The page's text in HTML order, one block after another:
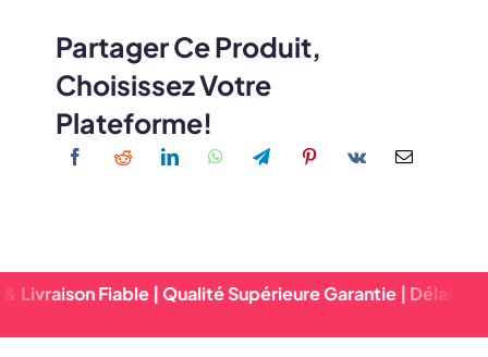
Partager Ce Produit,
Choisissez Votre
Plateforme!
Fiable | Qualité Supérieure Garantie | Délai D'exécution